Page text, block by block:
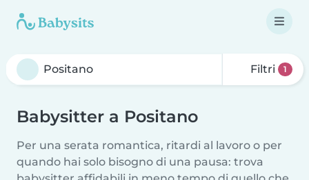
Filtri 1
Babysitter a Positano
Per una serata romantica, ritardi al lavoro o per
quando hai solo bisogno di una pausa: trova